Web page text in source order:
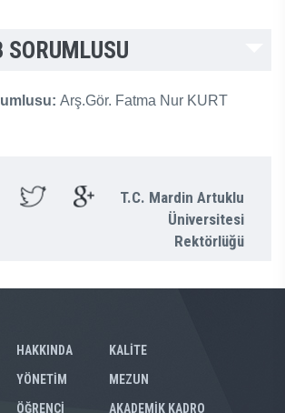
Arş.Gör. Fatma Nur KURT
T.C. Mardin Artuklu
Üniversitesi
Rektörlüğü
HAKKINDA
YÖNETİM
ÖĞRENCİ
KALİTE
MEZUN
AKADEMİK KADRO